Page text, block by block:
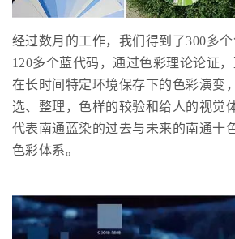
经过数月的工作，我们得到了300多
120多个蓝代码，通过色彩理论论证，
在长时间特定环境保存下的色彩演变
选、整理，色样的较验和给人的视觉
代表南通蓝染的过去与未来的南通十
色彩体系。